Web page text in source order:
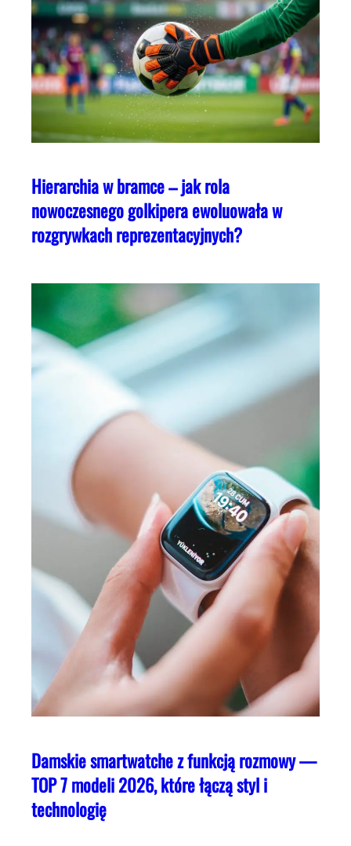
Hierarchia w bramce – jak rola
nowoczesnego golkipera ewoluowała w
rozgrywkach reprezentacyjnych?
Damskie smartwatche z funkcją rozmowy —
TOP 7 modeli 2026, które łączą styl i
technologię